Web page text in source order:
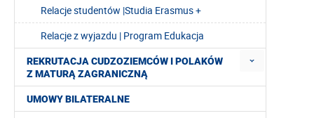
Relacje studentów |Studia Erasmus +
Relacje z wyjazdu | Program Edukacja
REKRUTACJA CUDZOZIEMCÓW I POLAKÓW
Z MATURĄ ZAGRANICZNĄ
UMOWY BILATERALNE